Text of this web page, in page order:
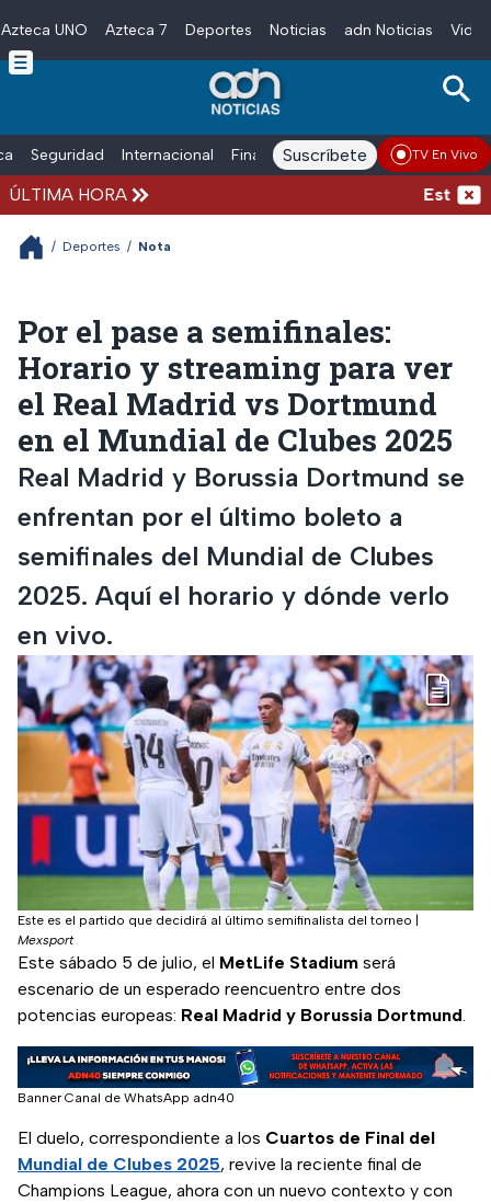
Skip to main content
Azteca UNO Azteca 7 Deportes Noticias adn Noticias
Seguridad Internacional Finanzas adn Noticias Radio
Suscríbete TV En Vivo
ÚLTIMA HORA Estados
/ Deportes / Nota
Por el pase a semifinales:
Horario y streaming para ver
el Real Madrid vs Dortmund
en el Mundial de Clubes 2025
Real Madrid y Borussia Dortmund se
enfrentan por el último boleto a
semifinales del Mundial de Clubes
2025. Aquí el horario y dónde verlo
en vivo.
Este es el partido que decidirá al último semifinalista del torneo
Mexsport
Este sábado 5 de julio, el MetLife Stadium será
escenario de un esperado reencuentro entre dos
potencias europeas: Real Madrid y Borussia Dortmund.
Banner Canal de WhatsApp adn40
El duelo, correspondiente a los Cuartos de Final del
Mundial de Clubes 2025, revive la reciente final de
Champions League, ahora con un nuevo contexto y con